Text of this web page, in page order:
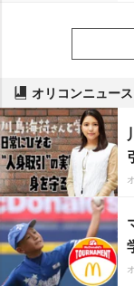
オリコンニュー